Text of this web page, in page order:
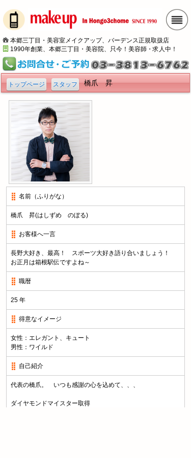
本郷三丁目・美容室メイクアップ、バーデンス正規取扱店
1990年創業、本郷三丁目・美容院、只今！美容師・求人中！
トップページ スタッフ 橋爪 昇
名前（ふりがな）
橋爪 昇(はしずめ のぼる)
お客様へ一言
長野大好き、最高！ スポーツ大好き語り合いましょう！
お正月は箱根駅伝ですよね～
職暦
25 年
得意なイメージ
女性：エレガント、キュート
男性：ワイルド
自己紹介
代表の橋爪。 いつも感謝の心を込めて、、、
ダイヤモンドマイスター取得